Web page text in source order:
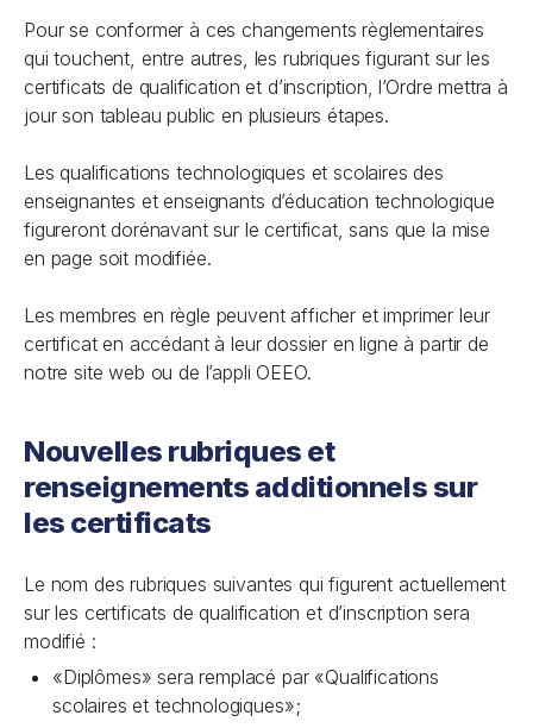
Pour se conformer à ces changements règlementaires
qui touchent, entre autres, les rubriques figurant sur les
certificats de qualification et d’inscription, l’Ordre mettra à
jour son tableau public en plusieurs étapes.
Les qualifications technologiques et scolaires des
enseignantes et enseignants d’éducation technologique
figureront dorénavant sur le certificat, sans que la mise
en page soit modifiée.
Les membres en règle peuvent afficher et imprimer leur
certificat en accédant à leur dossier en ligne à partir de
notre site web ou de l’appli OEEO.
Nouvelles rubriques et
renseignements additionnels sur
les certificats
Le nom des rubriques suivantes qui figurent actuellement
sur les certificats de qualification et d’inscription sera
modifié :
«Diplômes» sera remplacé par «Qualifications
scolaires et technologiques»;